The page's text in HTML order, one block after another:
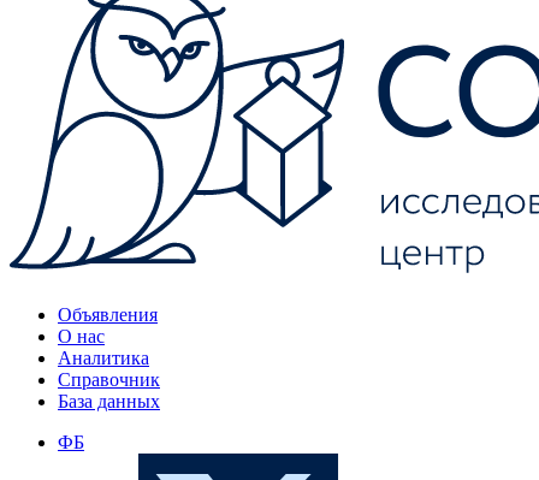
Объявления
О нас
Аналитика
Справочник
База данных
ФБ